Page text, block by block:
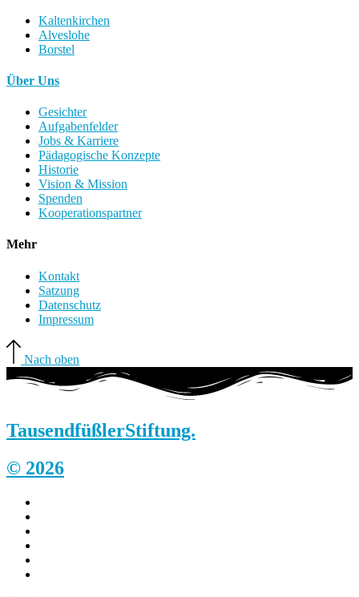
Kaltenkirchen
Alveslohe
Borstel
Über Uns
Gesichter
Aufgabenfelder
Jobs & Karriere
Pädagogische Konzepte
Historie
Vision & Mission
Spenden
Kooperationspartner
Mehr
Kontakt
Satzung
Datenschutz
Impressum
Nach oben
TausendfüßlerStiftung.
© 2026